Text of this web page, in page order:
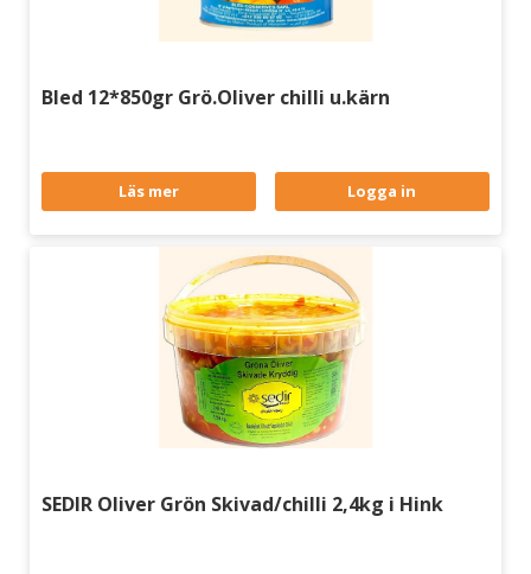
Bled 12*850gr Grö.Oliver chilli u.kärn
Läs mer Logga in
SEDIR Oliver Grön Skivad/chilli 2,4kg i Hink